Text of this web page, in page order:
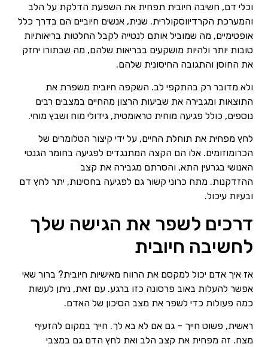
וכלי דם, חשיבה חיובית תפחית את השפעת הדלקת על הלב
והמערכת הקרדיווסקולרית. שנית, אנשים חיוביים הם בדרך כלל
אופטימיים, מה שמוביל אותם לנטייה לקבל החלטות בריאותיות
טובות יותר ולהיות מושקעים בבריאות שלהם, מה שבתורו יחזק
את החוסן והתגובה החיסונית שלהם.
ולא מדובר רק בהתקפי לב. השקפה חיובית משפרת את
התוצאות ומגבירה את שביעות הרצון מהחיים במצבים רבים
נוספים, כולל פגיעה מוחית טראומטית, גידולי מוח ושבץ מוחי.
לחץ מפחית את תוחלת החיים, על ידי קיצור הטלומרים של
הכרומוזומים. אלו הם הקצה המתנגדים לפגיעה בחומר הגנטי
האנושי בגרעין התא, והסרתם מגבירה את קצב
ההזדקנות. מתח כרוני קשור גם לפגיעה בחסינות, יתר לחץ דם
ובעיות עיכול.
דרכים לשפר את הגישה שלך
לחשיבה חיובית
אז איך אדם יכול למקסם את הרווח מאישיות חיובית? ברור שאי
אפשר להעלות באוב פרסונה כזו ברגע. עם זאת, ניתן לעשות
כמה פעולות כדי לשפר את מצב הסיכון של האדם.
ראשית, פשוט חייך – גם אם לא בא לך. חייך במקום להזעיף
מצח. זה מפחית את קצב הלב ואת לחץ הדם גם במצבי